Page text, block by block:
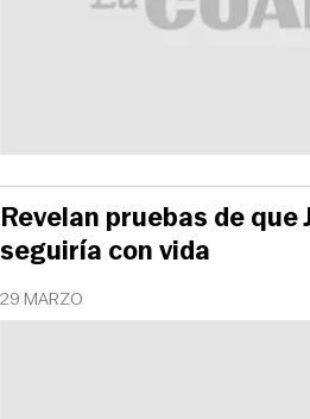
29 MARZO
Revelan pruebas de que
seguiría con vida